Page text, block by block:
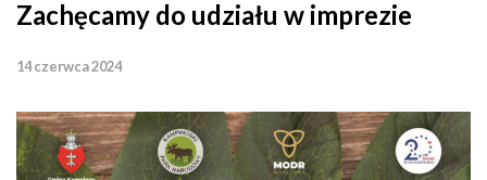
Zachęcamy do udziału w imprezie
14 czerwca 2024